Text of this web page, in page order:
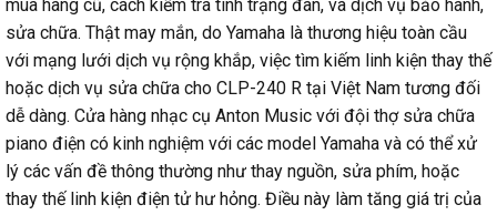
mua hàng cũ, cách kiểm tra tình trạng đàn, và dịch vụ bảo hành,
sửa chữa. Thật may mắn, do Yamaha là thương hiệu toàn cầu
với mạng lưới dịch vụ rộng khắp, việc tìm kiếm linh kiện thay thế
hoặc dịch vụ sửa chữa cho CLP-240 R tại Việt Nam tương đối
dễ dàng. Cửa hàng nhạc cụ Anton Music với đội thợ sửa chữa
piano điện có kinh nghiệm với các model Yamaha và có thể xử
lý các vấn đề thông thường như thay nguồn, sửa phím, hoặc
thay thế linh kiện điện tử hư hỏng. Điều này làm tăng giá trị của